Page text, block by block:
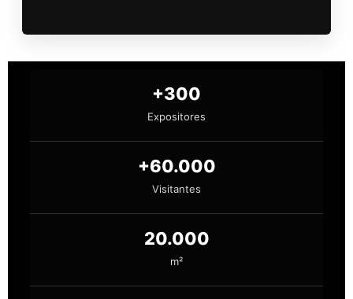
+300
Expositores
+60.000
Visitantes
20.000
m²